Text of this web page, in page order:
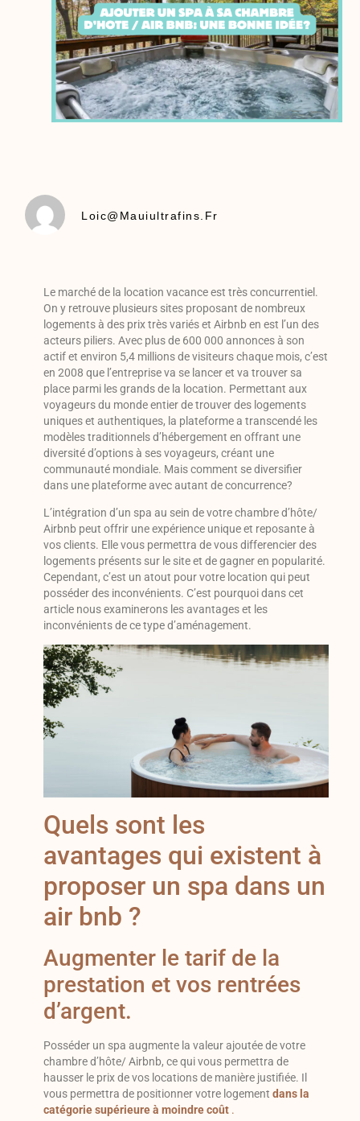
Loic@mauiultrafins.fr
Le marché de la location vacance est très concurrentiel.
On y retrouve plusieurs sites proposant de nombreux
logements à des prix très variés et Airbnb en est l’un des
acteurs piliers. Avec plus de 600 000 annonces à son
actif et environ 5,4 millions de visiteurs chaque mois, c’est
en 2008 que l’entreprise va se lancer et va trouver sa
place parmi les grands de la location. Permettant aux
voyageurs du monde entier de trouver des logements
uniques et authentiques, la plateforme a transcendé les
modèles traditionnels d’hébergement en offrant une
diversité d’options à ses voyageurs, créant une
communauté mondiale. Mais comment se diversifier
dans une plateforme avec autant de concurrence?
L’intégration d’un spa au sein de votre chambre d’hôte/
Airbnb peut offrir une expérience unique et reposante à
vos clients. Elle vous permettra de vous differencier des
logements présents sur le site et de gagner en popularité.
Cependant, c’est un atout pour votre location qui peut
posséder des inconvénients. C’est pourquoi dans cet
article nous examinerons les avantages et les
inconvénients de ce type d’aménagement.
Quels sont les
avantages qui existent à
proposer un spa dans un
air bnb ?
Augmenter le tarif de la
prestation et vos rentrées
d’argent.
Posséder un spa augmente la valeur ajoutée de votre
chambre d’hôte/ Airbnb, ce qui vous permettra de
hausser le prix de vos locations de manière justifiée. Il
vous permettra de positionner votre logement dans la
catégorie supérieure à moindre coût.